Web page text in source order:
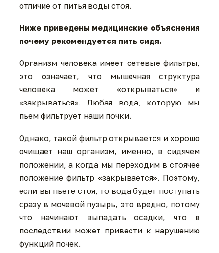
отличие от питья воды стоя.
Ниже приведены медицинские объяснения
почему рекомендуется пить сидя.
Организм человека имеет сетевые фильтры,
это означает, что мышечная структура
человека может «открываться» и
«закрываться». Любая вода, которую мы
пьем фильтрует наши почки.
Однако, такой фильтр открывается и хорошо
очищает наш организм, именно, в сидячем
положении, а когда мы переходим в стоячее
положение фильтр «закрывается». Поэтому,
если вы пьете стоя, то вода будет поступать
сразу в мочевой пузырь, это вредно, потому
что начинают выпадать осадки, что в
последствии может привести к нарушению
функций почек.